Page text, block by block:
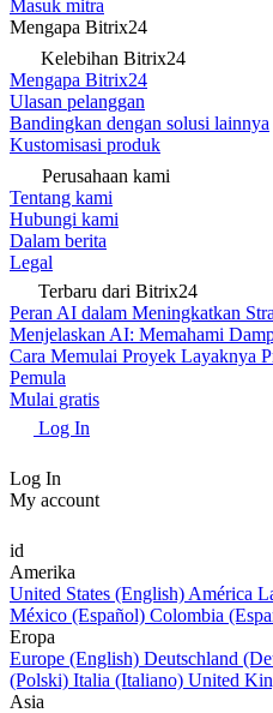
Masuk mitra
Mengapa Bitrix24
Kelebihan Bitrix24
Mengapa Bitrix24
Ulasan pelanggan
Bandingkan dengan solusi lainnya
Kustomisasi produk
Perusahaan kami
Tentang kami
Hubungi kami
Dalam berita
Legal
Terbaru dari Bitrix24
Peran AI dalam Meningkatkan
Menjelaskan AI: Memahami
Cara Memulai Proyek Layaknya
Pemula
Mulai gratis
Log In
Log In
My account
id
Amerika
United States (English) América
México (Español) Colombia
Eropa
Europe (English) Deutschland
(Polski) Italia (Italiano) United
Asia